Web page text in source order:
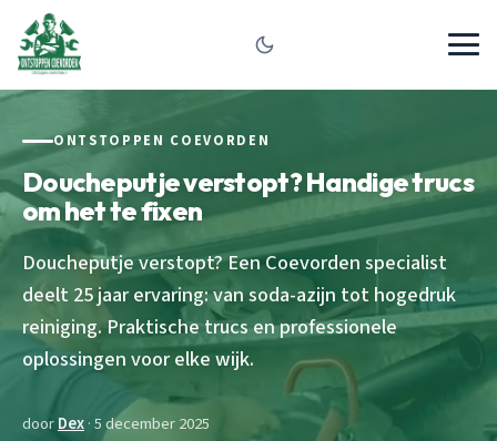
ONTSTOPPEN COEVORDEN
Doucheputje verstopt? Handige trucs
om het te fixen
Doucheputje verstopt? Een Coevorden specialist
deelt 25 jaar ervaring: van soda-azijn tot hogedruk
reiniging. Praktische trucs en professionele
oplossingen voor elke wijk.
doorDex· 5 december 2025